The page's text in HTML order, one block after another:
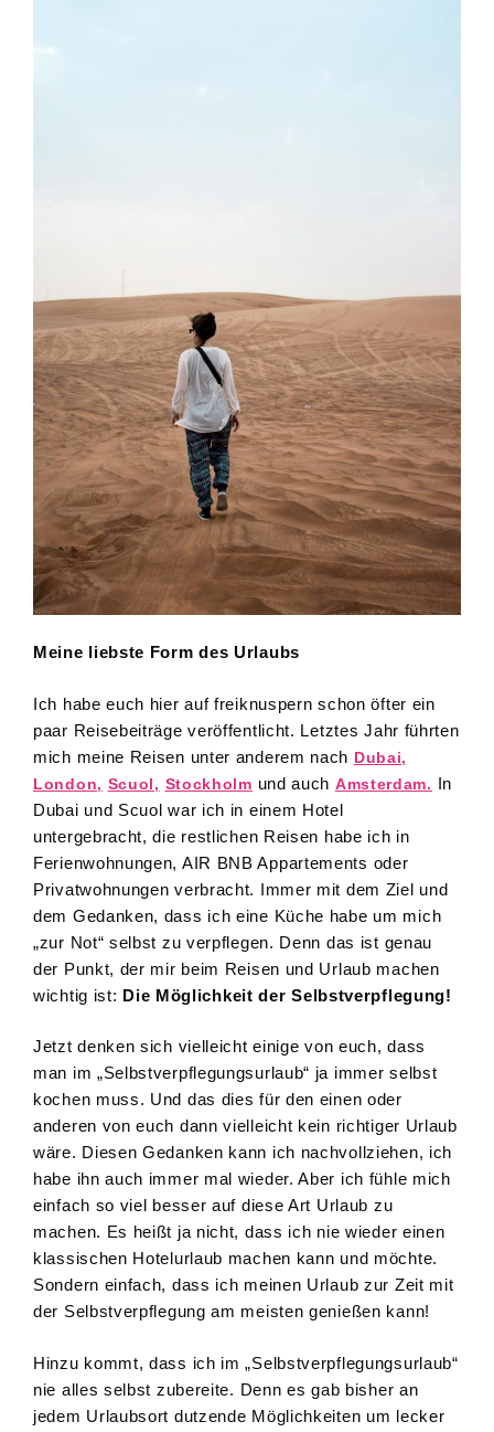
Meine liebste Form des Urlaubs
Ich habe euch hier auf freiknuspern schon öfter ein
paar Reisebeiträge veröffentlicht. Letztes Jahr führten
mich meine Reisen unter anderem nach Dubai,
London, Scuol, Stockholm und auch Amsterdam. In
Dubai und Scuol war ich in einem Hotel
untergebracht, die restlichen Reisen habe ich in
Ferienwohnungen, AIR BNB Appartements oder
Privatwohnungen verbracht. Immer mit dem Ziel und
dem Gedanken, dass ich eine Küche habe um mich
„zur Not“ selbst zu verpflegen. Denn das ist genau
der Punkt, der mir beim Reisen und Urlaub machen
wichtig ist: Die Möglichkeit der Selbstverpflegung!
Jetzt denken sich vielleicht einige von euch, dass
man im „Selbstverpflegungsurlaub“ ja immer selbst
kochen muss. Und das dies für den einen oder
anderen von euch dann vielleicht kein richtiger Urlaub
wäre. Diesen Gedanken kann ich nachvollziehen, ich
habe ihn auch immer mal wieder. Aber ich fühle mich
einfach so viel besser auf diese Art Urlaub zu
machen. Es heißt ja nicht, dass ich nie wieder einen
klassischen Hotelurlaub machen kann und möchte.
Sondern einfach, dass ich meinen Urlaub zur Zeit mit
der Selbstverpflegung am meisten genießen kann!
Hinzu kommt, dass ich im „Selbstverpflegungsurlaub“
nie alles selbst zubereite. Denn es gab bisher an
jedem Urlaubsort dutzende Möglichkeiten um lecker